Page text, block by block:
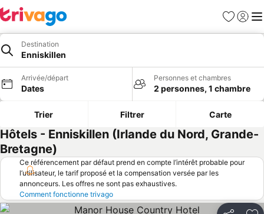
Favoris
Se
Destination
Enniskillen
Arrivée/départ
Dates
Personnes et chambres
2 personnes, 1 chambre
Trier Filtrer Carte
Hôtels - Enniskillen (Irlande du Nord, Grande-
Bretagne)
Ce référencement par défaut prend en compte l’intérêt probable pour
l’utilisateur, le tarif proposé et la compensation versée par les
annonceurs. Les offres ne sont pas exhaustives.
Comment fonctionne trivago